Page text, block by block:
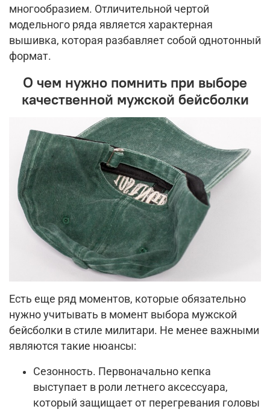
многообразием. Отличительной чертой
модельного ряда является характерная
вышивка, которая разбавляет собой однотонный
формат.
О чем нужно помнить при выборе
качественной мужской бейсболки
Есть еще ряд моментов, которые обязательно
нужно учитывать в момент выбора мужской
бейсболки в стиле милитари. Не менее важными
являются такие нюансы:
Сезонность. Первоначально кепка
выступает в роли летнего аксессуара,
который защищает от перегревания головы